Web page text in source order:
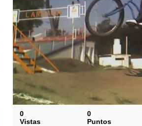
0
Vistas
0
Puntos